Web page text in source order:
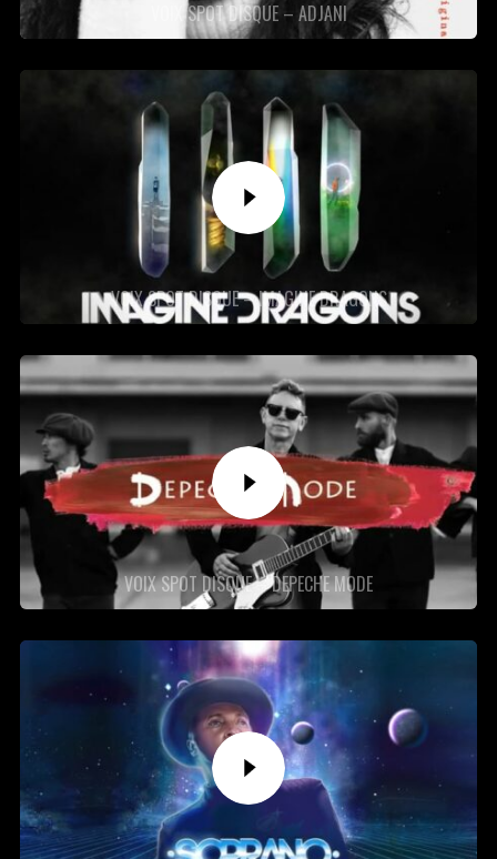
VOIX SPOT DISQUE – ADJANI
VOIX SPOT DISQUE – IMAGINE DRAGONS
VOIX SPOT DISQUE – DEPECHE MODE